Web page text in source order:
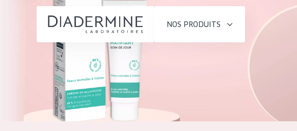
NOS PRODUITS
SOLUTIONS POUR LA PEAU
Hydratation et éclat
Réduction des rides
Crème de Nuit
Composition
À propos